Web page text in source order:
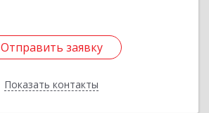
Отправить заявку
Показать контакты
Отправить заявку
Назад